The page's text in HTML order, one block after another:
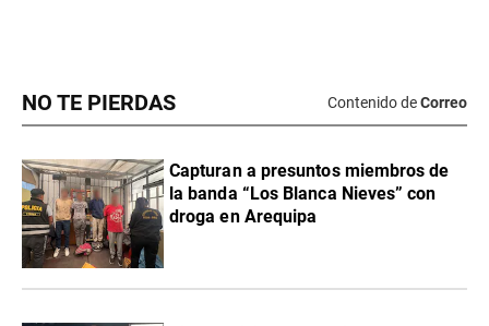
NO TE PIERDAS Contenido deCorreo
Capturan a presuntos miembros de
la banda “Los Blanca Nieves” con
droga en Arequipa